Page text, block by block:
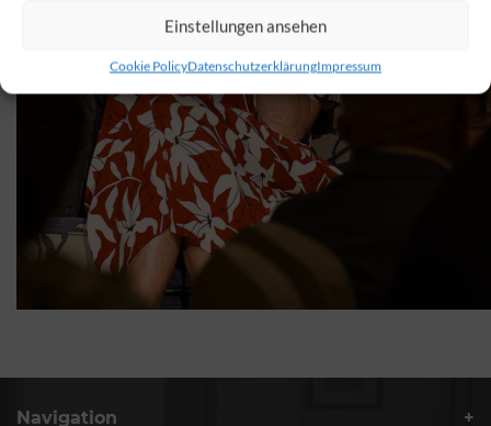
Einstellungen ansehen
Cookie PolicyDatenschutzerklärungImpressum
Navigation